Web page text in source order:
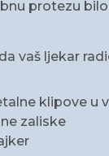
protezu
vaš ljekar
klipove u
zaliske